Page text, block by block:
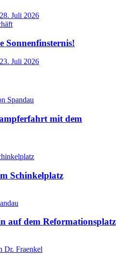
28. Juli 2026
Sonnenfinsternis!
23. Juli 2026
mit dem
Schinkelplatz
auf dem Reformationsplatz